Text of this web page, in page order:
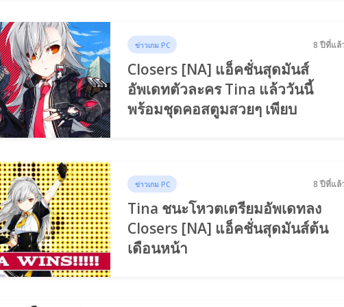
ข่าวเกม PC 8 ปีที่แล้
Closers [NA] แอ็คชั่นสุดมันส์
อัพเดทตัวละคร Tina แล้ววันนี้
พร้อมชุดคอสตูมสวยๆ เพียบ
ข่าวเกม PC 8 ปีที่แล้
Tina ชนะโหวตเตรียมอัพเดทลง
Closers [NA] แอ็คชั่นสุดมันส์ต้น
เดือนหน้า